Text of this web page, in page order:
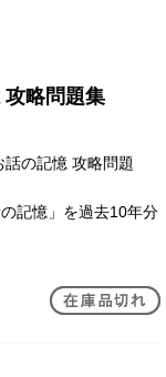
略問題集
の記憶 攻略問題
記憶」を過去10年分